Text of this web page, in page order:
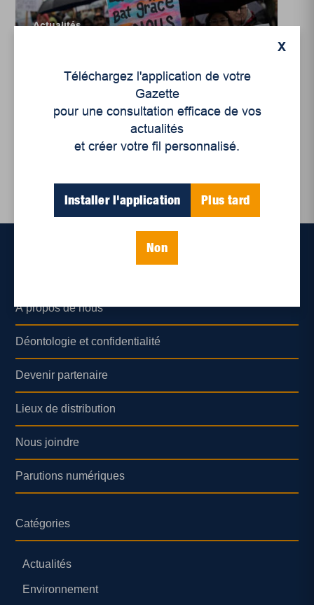
Actualités
milliers : une
introduction au
mouvement d’ACA
X
Téléchargez l'application de votre
Gazette
pour une consultation efficace de vos
actualités
et créer votre fil personnalisé.
Installer l'application Plus tard
Non
À propos de nous
Déontologie et confidentialité
Devenir partenaire
Lieux de distribution
Nous joindre
Parutions numériques
Catégories
Actualités
Environnement